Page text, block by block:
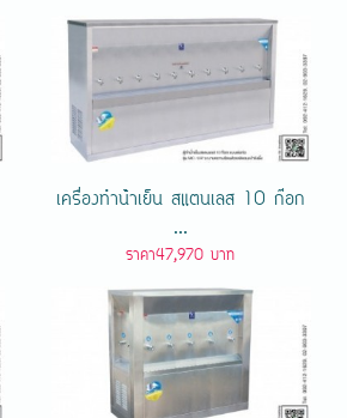
เครื่องทําน้ําเย็น สแตนเลส 10 ก๊อก
...
ราคา47,970 บาท